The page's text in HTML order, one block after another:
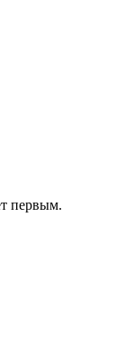
первым.